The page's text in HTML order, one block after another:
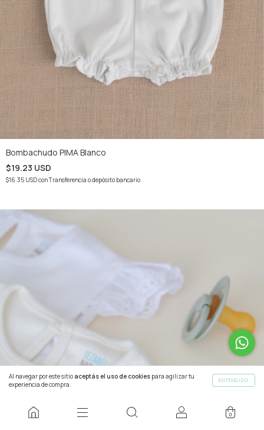
Al navegar por este sitio aceptás el uso de cookies para agilizar tu
experiencia de compra.
ENTENDIDO
0
Bombachudo PIMA Blanco
$19.23 USD
$16.35 USDconTransferencia o depósito bancario